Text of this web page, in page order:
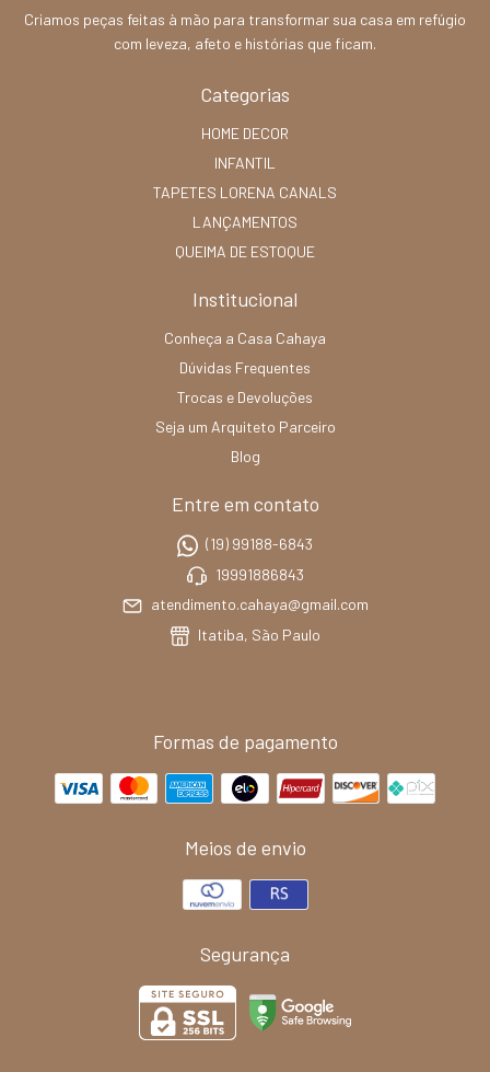
Criamos peças feitas à mão para transformar sua casa em refúgio
com leveza, afeto e histórias que ficam.
Categorias
HOME DECOR
INFANTIL
TAPETES LORENA CANALS
LANÇAMENTOS
QUEIMA DE ESTOQUE
Institucional
Conheça a Casa Cahaya
Dúvidas Frequentes
Trocas e Devoluções
Seja um Arquiteto Parceiro
Blog
Entre em contato
(19) 99188-6843
19991886843
atendimento.cahaya@gmail.com
Itatiba, São Paulo
Formas de pagamento
Meios de envio
Segurança